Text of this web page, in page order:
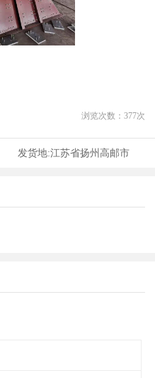
浏览次数： 377次
发货地:江苏省扬州高邮市